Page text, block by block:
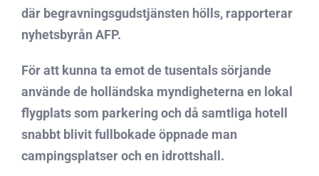
där begravningsgudstjänsten hölls, rapporterar
nyhetsbyrån AFP.
För att kunna ta emot de tusentals sörjande
använde de holländska myndigheterna en lokal
flygplats som parkering och då samtliga hotell
snabbt blivit fullbokade öppnade man
campingsplatser och en idrottshall.